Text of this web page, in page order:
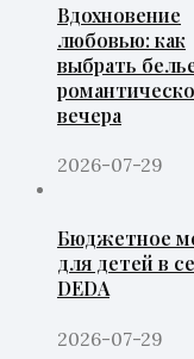
Вдохновение
любовью: как
выбрать
вечера
2026-07-29
Бюджетное
для детей в
DEDA
2026-07-29